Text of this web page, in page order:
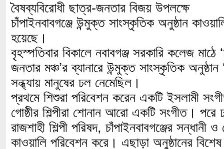
বৈষব্যবিরোধী ছাত্র-জনতার বিজয় উপলক্ষে
চাঁপাইনবাবগঞ্জে উন্মুক্ত সাংস্কৃতিক অনুষ্ঠান
হয়েছে।
বৃহস্পতিবার বিকালে নবাবগঞ্জ সরকারি কলেজ মাঠে
জনতার মঞ্চ’র ব্যানারে উন্মুক্ত সাংস্কৃতিক অনুষ্ঠান
সন্ধ্যায় মানুষের ঢল নেমেছিল।
প্রথমে শিশুরা পরিবেশন করেন একটি ইসলামী
গোষ্ঠীর শিল্পীরা শোনান আরো একটি সংগীত। পরে
রাজশাহী শিল্পী পরিষদ, চাঁপাইনবাবগঞ্জের
কাওয়ালি পরিবেশন করে। এছাড়া অনুষ্ঠানের